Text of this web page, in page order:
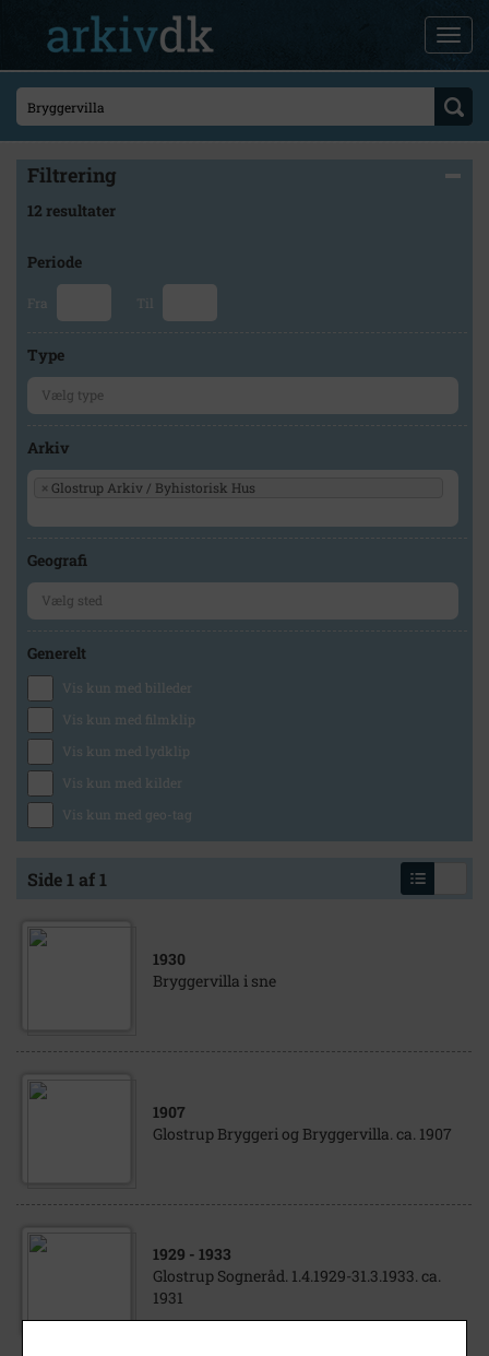
Filtrering
12 resultater
Periode
Fra Til
Type
Arkiv
× Glostrup Arkiv / Byhistorisk Hus
Geografi
Generelt
Vis kun med billeder
Vis kun med filmklip
Vis kun med lydklip
Vis kun med kilder
Vis kun med geo-tag
Side 1 af 1
1930
Bryggervilla i sne
1907
Glostrup Bryggeri og Bryggervilla. ca. 1907
1929 - 1933
Glostrup Sogneråd. 1.4.1929-31.3.1933. ca.
1931